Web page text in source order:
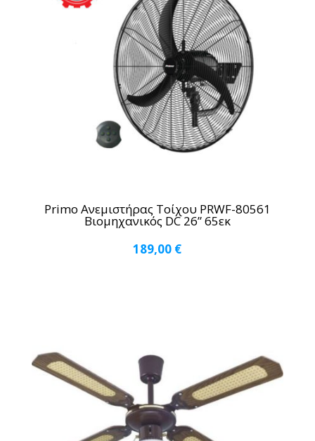
Primo Ανεμιστήρας Τοίχου PRWF-80561
Βιομηχανικός DC 26” 65εκ
189,00 €